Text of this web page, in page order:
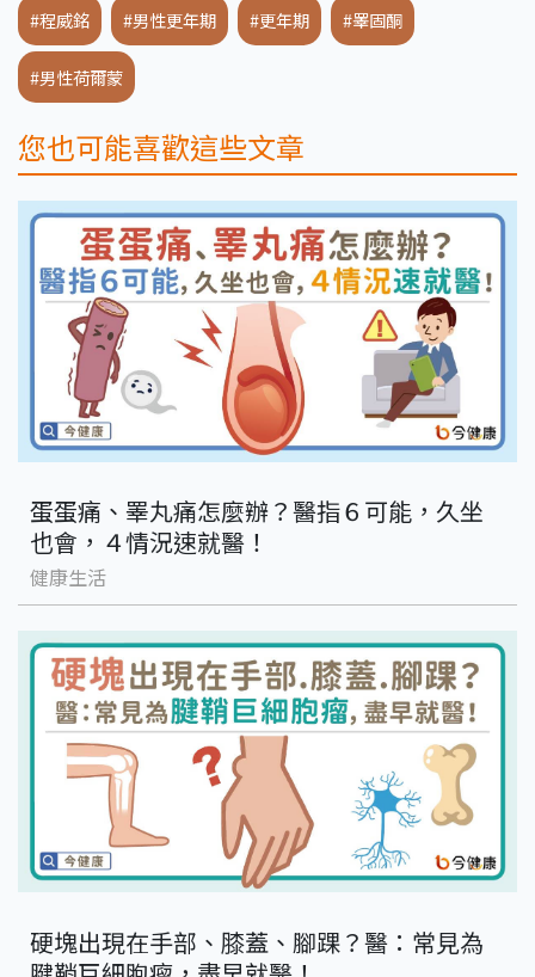
#程威銘 #男性更年期 #更年期 #睪固酮
#男性荷爾蒙
您也可能喜歡這些文章
蛋蛋痛、睪丸痛怎麼辦？醫指６可能，久坐
也會，４情況速就醫！
健康生活
硬塊出現在手部、膝蓋、腳踝？醫：常見為